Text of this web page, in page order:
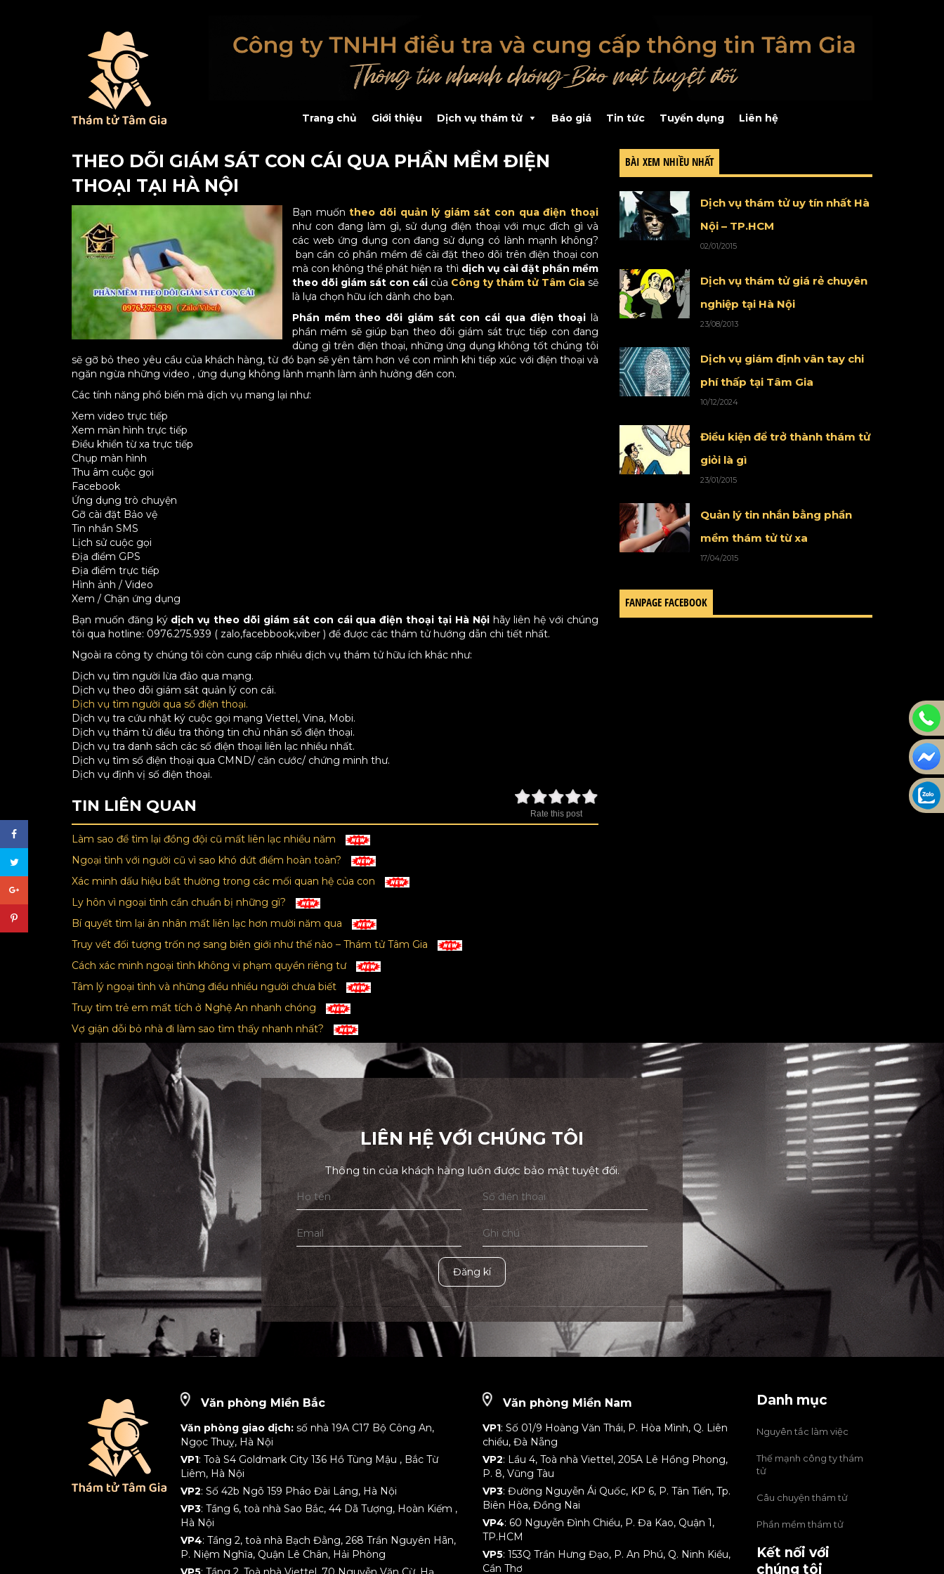
Trang chủ Giới thiệu Dịch vụ thám tử Báo giá Tin tức Tuyển dụng Liên hệ
THEO DÕI GIÁM SÁT CON CÁI QUA PHẦN MỀM ĐIỆN
THOẠI TẠI HÀ NỘI
Bạn muốntheo dõi quản lý giám sát con qua điện thoại
như con đang làm gì, sử dụng điện thoại với mục đích gì và
các web ứng dụng con đang sử dụng có lành mạnh không?
bạn cần có phần mềm để cài đặt theo dõi trên điện thoại con
mà con không thể phát hiện ra thì dịch vụ cài đặt phần mềm
theo dõi giám sát con cái của Công ty thám tử Tâm Gia sẽ
là lựa chọn hữu ích dành cho bạn.
Phần mềm theo dõi giám sát con cái qua điện thoại là
phần mềm sẽ giúp bạn theo dõi giám sát trực tiếp con đang
dùng gì trên điện thoại, những ứng dụng không tốt chúng tôi
sẽ gỡ bỏ theo yêu cầu của khách hàng, từ đó bạn sẽ yên tâm hơn về con mình khi tiếp xúc với điện thoại và
ngăn ngừa những video , ứng dụng không lành mạnh làm ảnh hưởng đến con.
Các tính năng phổ biến mà dịch vụ mang lại như:
Xem video trực tiếp
Xem màn hình trực tiếp
Điều khiển từ xa trực tiếp
Chụp màn hình
Thu âm cuộc gọi
Facebook
Ứng dụng trò chuyện
Gỡ cài đặt Bảo vệ
Tin nhắn SMS
Lịch sử cuộc gọi
Địa điểm GPS
Địa điểm trực tiếp
Hình ảnh / Video
Xem / Chặn ứng dụng
Bạn muốn đăng ký dịch vụ theo dõi giám sát con cái qua điện thoại tại Hà Nội hãy liên hệ với chúng
tôi qua hotline: 0976.275.939 ( zalo,facebbook,viber ) để được các thám tử hướng dẫn chi tiết nhất.
Ngoài ra công ty chúng tôi còn cung cấp nhiều dịch vụ thám tử hữu ích khác như:
Dịch vụ tìm người lừa đảo qua mạng.
Dịch vụ theo dõi giám sát quản lý con cái.
Dịch vụ tìm người qua số điện thoại.
Dịch vụ tra cứu nhật ký cuộc gọi mạng Viettel, Vina, Mobi.
Dịch vụ thám tử điều tra thông tin chủ nhân số điện thoại.
Dịch vụ tra danh sách các số điện thoại liên lạc nhiều nhất.
Dịch vụ tìm số điện thoại qua CMND/ căn cước/ chứng minh thư.
Dịch vụ định vị số điện thoại.
Rate this post
TIN LIÊN QUAN
Làm sao để tìm lại đồng đội cũ mất liên lạc nhiều năm
Ngoại tình với người cũ vì sao khó dứt điểm hoàn toàn?
Xác minh dấu hiệu bất thường trong các mối quan hệ của con
Ly hôn vì ngoại tình cần chuẩn bị những gì?
Bí quyết tìm lại ân nhân mất liên lạc hơn mười năm qua
Truy vết đối tượng trốn nợ sang biên giới như thế nào – Thám tử Tâm Gia
Cách xác minh ngoại tình không vi phạm quyền riêng tư
Tâm lý ngoại tình và những điều nhiều người chưa biết
Truy tìm trẻ em mất tích ở Nghệ An nhanh chóng
Vợ giận dỗi bỏ nhà đi làm sao tìm thấy nhanh nhất?
BÀI XEM NHIỀU NHẤT
Dịch vụ thám tử uy tín nhất Hà
Nội – TP.HCM
02/01/2015
Dịch vụ thám tử giá rẻ chuyên
nghiệp tại Hà Nội
23/08/2013
Dịch vụ giám định vân tay chi
phí thấp tại Tâm Gia
10/12/2024
Điều kiện để trở thành thám tử
giỏi là gì
23/01/2015
Quản lý tin nhắn bằng phần
mềm thám tử từ xa
17/04/2015
FANPAGE FACEBOOK
LIÊN HỆ VỚI CHÚNG TÔI
Thông tin của khách hàng luôn được bảo mật tuyệt đối.
Đăng kí
Văn phòng Miền Bắc
Văn phòng giao dịch: số nhà 19A C17 Bộ Công An,
Ngọc Thuỵ, Hà Nội
VP1: Toà S4 Goldmark City 136 Hồ Tùng Mậu , Bắc Từ
Liêm, Hà Nội
VP2: Số 42b Ngõ 159 Pháo Đài Láng, Hà Nội
VP3: Tầng 6, toà nhà Sao Bắc, 44 Dã Tượng, Hoàn Kiếm ,
Hà Nội
VP4: Tầng 2, toà nhà Bạch Đằng, 268 Trần Nguyên Hãn,
P. Niệm Nghĩa, Quận Lê Chân, Hải Phòng
Văn phòng Miền Nam
VP1: Số 01/9 Hoàng Văn Thái, P. Hòa Mình, Q. Liên
chiểu, Đà Nẵng
VP2: Lầu 4, Toà nhà Viettel, 205A Lê Hồng Phong,
P. 8, Vũng Tàu
VP3: Đường Nguyễn Ái Quốc, KP 6, P. Tân Tiến, Tp.
Biên Hòa, Đồng Nai
VP4: 60 Nguyễn Đình Chiểu, P. Đa Kao, Quận 1,
TP.HCM
VP5: 153Q Trần Hưng Đạo, P. An Phú, Q. Ninh Kiều,
Cần Thơ
Danh mục
Nguyên tắc làm việc
Thế mạnh công ty thám
tử
Câu chuyện thám tử
Phần mềm thám tử
Kết nối với
chúng tôi